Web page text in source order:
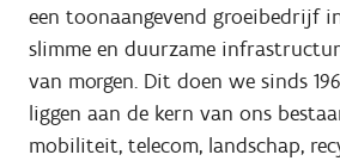
een toonaangevend groeibedrijf
slimme en duurzame
van morgen. Dit doen we sinds
liggen aan de kern van ons
mobiliteit, telecom, landschap,